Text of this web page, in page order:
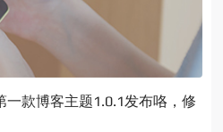
一款博客主题1.0.1发布咯，修